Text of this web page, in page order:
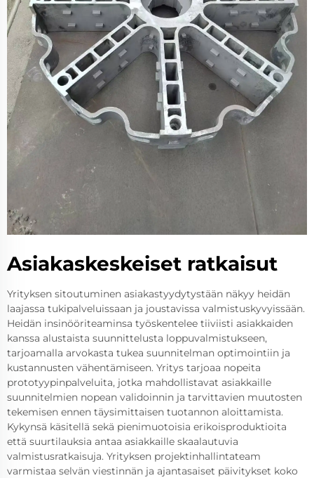
Asiakaskeskeiset ratkaisut
Yrityksen sitoutuminen asiakastyydytystään näkyy heidän
laajassa tukipalveluissaan ja joustavissa valmistuskyvyissään.
Heidän insinööriteaminsa työskentelee tiiviisti asiakkaiden
kanssa alustaista suunnittelusta loppuvalmistukseen,
tarjoamalla arvokasta tukea suunnitelman optimointiin ja
kustannusten vähentämiseen. Yritys tarjoaa nopeita
prototyypinpalveluita, jotka mahdollistavat asiakkaille
suunnitelmien nopean validoinnin ja tarvittavien muutosten
tekemisen ennen täysimittaisen tuotannon aloittamista.
Kykynsä käsitellä sekä pienimuotoisia erikoisproduktioita
että suurtilauksia antaa asiakkaille skaalautuvia
valmistusratkaisuja. Yrityksen projektinhallintateam
varmistaa selvän viestinnän ja ajantasaiset päivitykset koko